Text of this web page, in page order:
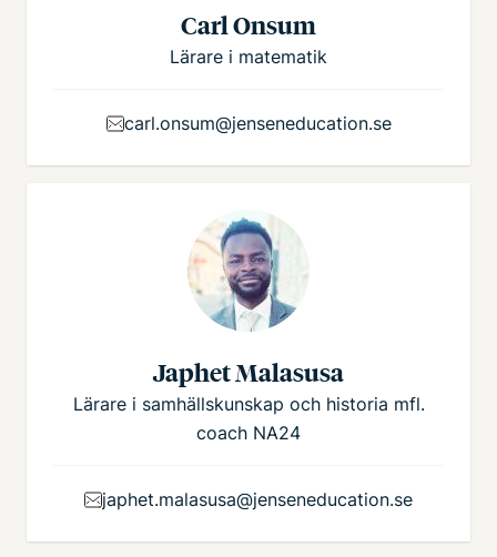
Carl Onsum
Lärare i matematik
carl.onsum@jenseneducation.se
Japhet Malasusa
Lärare i samhällskunskap och historia mfl.
coach NA24
japhet.malasusa@jenseneducation.se